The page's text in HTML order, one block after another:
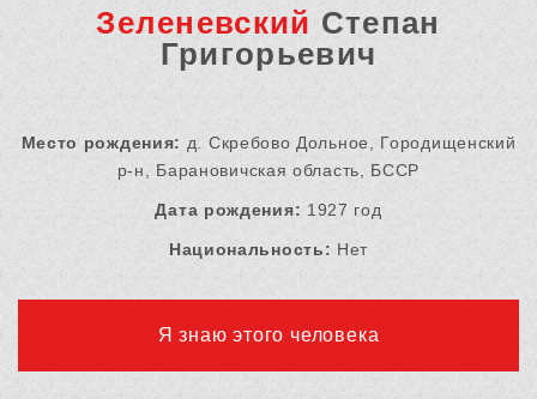
Зеленевский Степан
Григорьевич
Место рождения: д. Скребово Дольное, Городищенский
р-н, Барановичская область, БССР
Дата рождения: 1927 год
Национальность: Нет
Я знаю этого человека